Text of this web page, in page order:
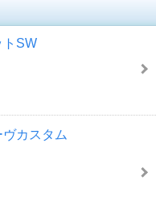
トSW
カスタム